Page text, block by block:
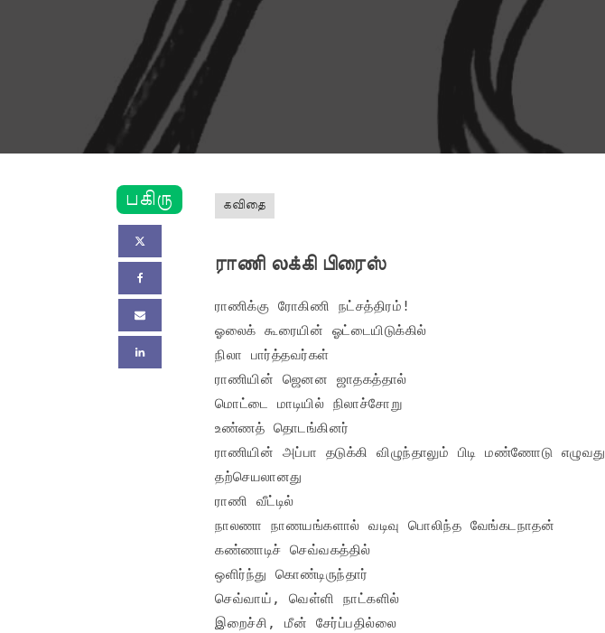
பகிரு கவிதை
ராணி லக்கி பிரைஸ்
ராணிக்கு ரோகிணி நட்சத்திரம்!
ஓலைக் கூரையின் ஓட்டையிடுக்கில்
நிலா பார்த்தவர்கள்
ராணியின் ஜெனன ஜாதகத்தால்
மொட்டை மாடியில் நிலாச்சோறு
உண்ணத் தொடங்கினர்
ராணியின் அப்பா தடுக்கி விழுந்தாலும் பிடி மண்ணோடு எழுவது
தற்செயலானது
ராணி வீட்டில்
நாலணா நாணயங்களால் வடிவு பொலிந்த வேங்கடநாதன்
கண்ணாடிச் செவ்வகத்தில்
ஒளிர்ந்து கொண்டிருந்தார்
செவ்வாய், வெள்ளி நாட்களில்
இறைச்சி, மீன் சேர்ப்பதில்லை